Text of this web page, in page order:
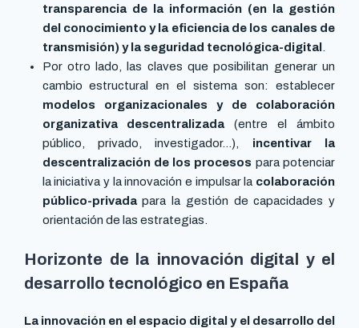
transparencia de la información (en la gestión
del conocimiento y la eficiencia de los canales de
transmisión) y la seguridad tecnológica-digital.
Por otro lado, las claves que posibilitan generar un
cambio estructural en el sistema son: establecer
modelos organizacionales y de colaboración
organizativa descentralizada (entre el ámbito
público, privado, investigador…), incentivar la
descentralización de los procesos para potenciar
la iniciativa y la innovación e impulsar la colaboración
público-privadapara la gestión de capacidades y
orientación de las estrategias.
Horizonte de la innovación digital y el
desarrollo tecnológico en España
La innovación en el espacio digital y el desarrollo del